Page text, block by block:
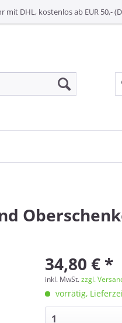
mit DHL, kostenlos ab EUR 50,-
34,80 € *
inkl. MwSt.zzgl.
vorrätig,